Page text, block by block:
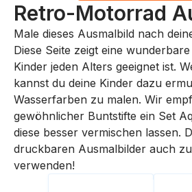
Retro-Motorrad
Male dieses Ausmalbild nach
Diese Seite zeigt eine
Kinder jeden Alters geeignet ist.
kannst du deine Kinder dazu
Wasserfarben zu malen. Wir
gewöhnlicher Buntstifte ein Set
diese besser vermischen lassen.
druckbaren Ausmalbilder auch
verwenden!